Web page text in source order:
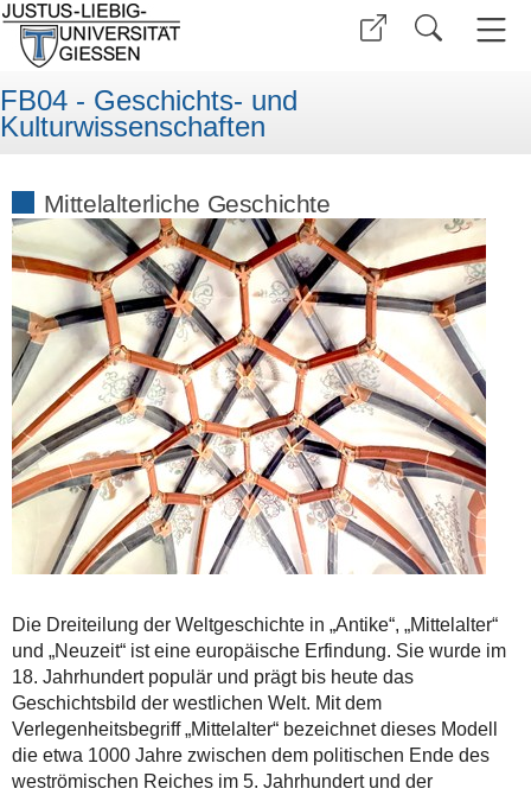
FB04 - Geschichts- und
Kulturwissenschaften
Mittelalterliche Geschichte
Die Dreiteilung der Weltgeschichte in „Antike“, „Mittelalter“
und „Neuzeit“ ist eine europäische Erfindung. Sie wurde im
18. Jahrhundert populär und prägt bis heute das
Geschichtsbild der westlichen Welt. Mit dem
Verlegenheitsbegriff „Mittelalter“ bezeichnet dieses Modell
die etwa 1000 Jahre zwischen dem politischen Ende des
weströmischen Reiches im 5. Jahrhundert und der